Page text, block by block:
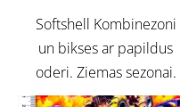
Softshell Kombinezoni
un bikses ar papildus
oderi. Ziemas sezonai.